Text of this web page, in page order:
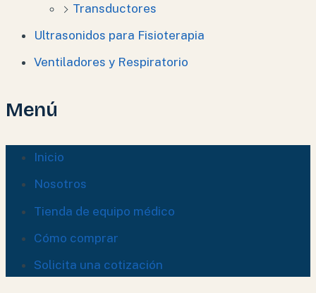
Transductores
Ultrasonidos para Fisioterapia
Ventiladores y Respiratorio
Menú
Inicio
Nosotros
Tienda de equipo médico
Cómo comprar
Solicita una cotización